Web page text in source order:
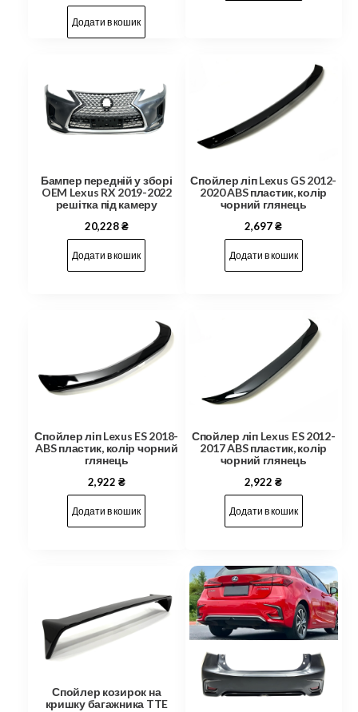
Додати в кошик
Бампер передній у зборі
OEM Lexus RX 2019-2022
решітка під камеру
20,228₴
Додати в кошик
Спойлер ліп Lexus GS 2012-
2020 ABS пластик, колір
чорний глянець
2,697₴
Додати в кошик
Спойлер ліп Lexus ES 2018-
ABS пластик, колір чорний
глянець
2,922 ₴
Додати в кошик
Спойлер ліп Lexus ES 2012-
2017 ABS пластик, колір
чорний глянець
2,922₴
Додати в кошик
Спойлер козирок на
кришку багажника TTE